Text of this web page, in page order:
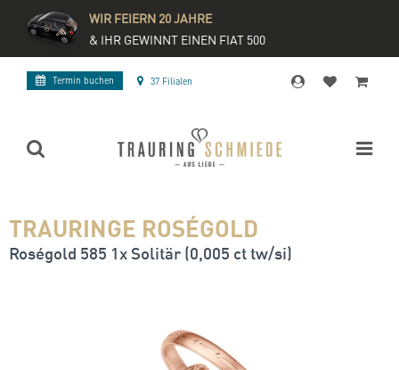
WIR FEIERN 20 JAHRE
& IHR GEWINNT EINEN FIAT 500
Termin buchen 37 Filialen
TRAURINGE ROSÉGOLD
Roségold 585 1x Solitär (0,005 ct tw/si)